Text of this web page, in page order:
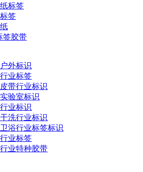
标签
签
签胶带
外标识
业标签
带行业标识
验室标识
业标识
洗行业标识
浴行业标签标识
业标签
业特种胶带